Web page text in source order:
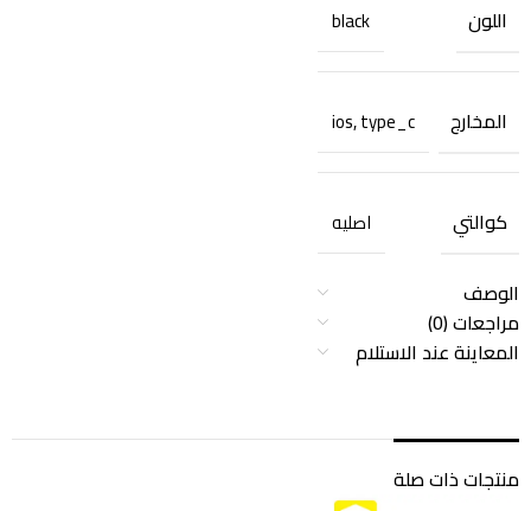
اللون black
المخارج ios,type_c
كوالتي اصليه
الوصف
مراجعات (0)
المعاينة عند الاستلام
منتجات ذات صلة